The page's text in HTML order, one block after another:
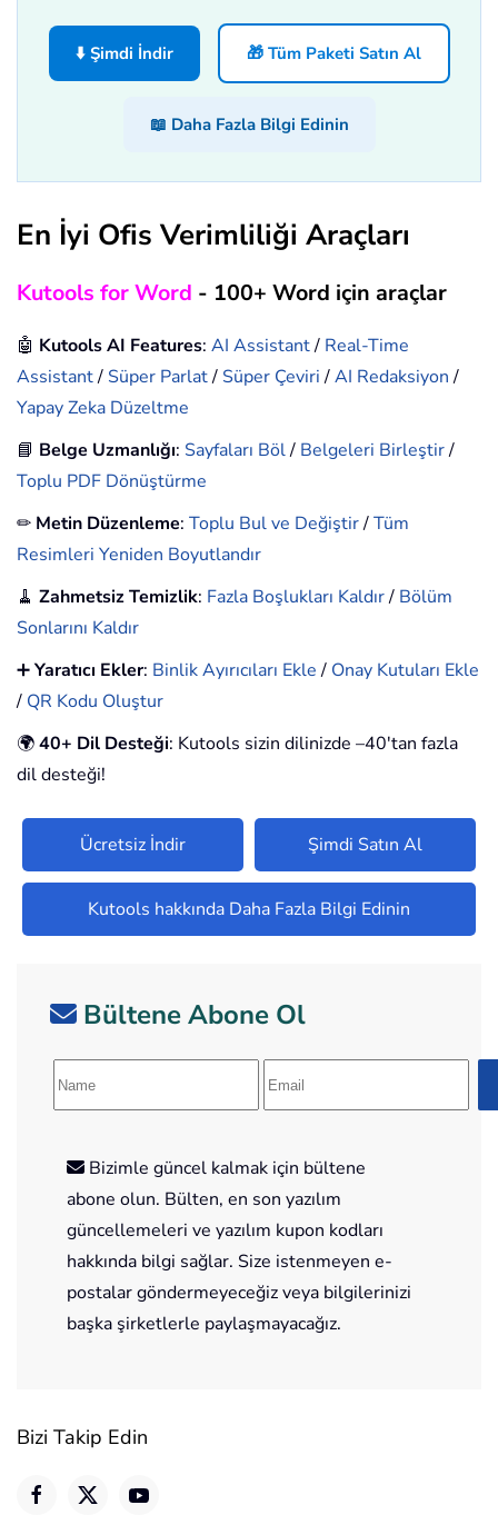
⬇️ Şimdi İndir 🎁 Tüm Paketi Satın Al
📖 Daha Fazla Bilgi Edinin
En İyi Ofis Verimliliği Araçları
Kutools for Word - 100+ Word için araçlar
🤖 Kutools AI Features: AI Assistant/ Real-Time
Assistant/ Süper Parlat/ Süper Çeviri/AI Redaksiyon/
Yapay Zeka Düzeltme
📘 Belge Uzmanlığı: Sayfaları Böl/ Belgeleri Birleştir/
Toplu PDF Dönüştürme
✏ Metin Düzenleme: Toplu Bul ve Değiştir/Tüm
Resimleri Yeniden Boyutlandır
🧹 Zahmetsiz Temizlik: Fazla Boşlukları Kaldır/ Bölüm
Sonlarını Kaldır
➕Yaratıcı Ekler: Binlik Ayırıcıları Ekle/ Onay Kutuları Ekle
/ QR Kodu Oluştur
🌍40+ Dil Desteği: Kutools sizin dilinizde –40'tan fazla
dil desteği!
Ücretsiz İndir Şimdi Satın Al
Kutools hakkında Daha Fazla Bilgi Edinin
Bültene Abone Ol
Bizimle güncel kalmak için bültene
abone olun. Bülten, en son yazılım
güncellemeleri ve yazılım kupon kodları
hakkında bilgi sağlar. Size istenmeyen e-
postalar göndermeyeceğiz veya bilgilerinizi
başka şirketlerle paylaşmayacağız.
Bizi Takip Edin